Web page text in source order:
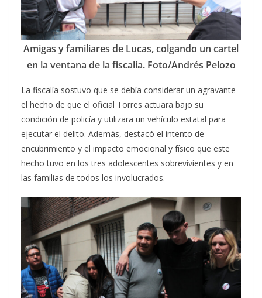
Amigas y familiares de Lucas, colgando un cartel
en la ventana de la fiscalía. Foto/Andrés Pelozo
La fiscalía sostuvo que se debía considerar un agravante
el hecho de que el oficial Torres actuara bajo su
condición de policía y utilizara un vehículo estatal para
ejecutar el delito. Además, destacó el intento de
encubrimiento y el impacto emocional y físico que este
hecho tuvo en los tres adolescentes sobrevivientes y en
las familias de todos los involucrados.